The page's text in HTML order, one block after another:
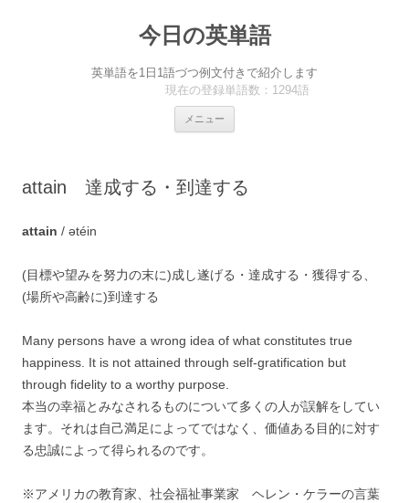
今日の英単語
英単語を1日1語づつ例文付きで紹介します
現在の登録単語数：1294語
メニュー
ス
attain 達成する・到達する
attain / ətéin
(目標や望みを努力の末に)成し遂げる・達成する・獲得する、
(場所や高齢に)到達する
Many persons have a wrong idea of what constitutes true
happiness. It is not attained through self-gratification but
through fidelity to a worthy purpose.
本当の幸福とみなされるものについて多くの人が誤解をしてい
ます。それは自己満足によってではなく、価値ある目的に対す
る忠誠によって得られるのです。
※アメリカの教育家、社会福祉事業家 ヘレン・ケラーの言葉